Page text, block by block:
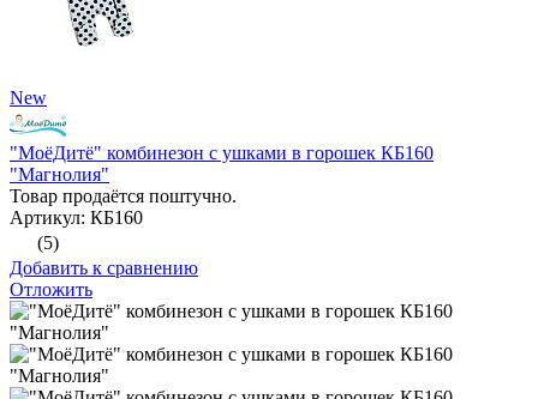
New
"МоёДитё" комбинезон с ушками в горошек КБ160
"Магнолия"
Товар продаётся поштучно.
Артикул: КБ160
(5)
Добавить к сравнению
Отложить